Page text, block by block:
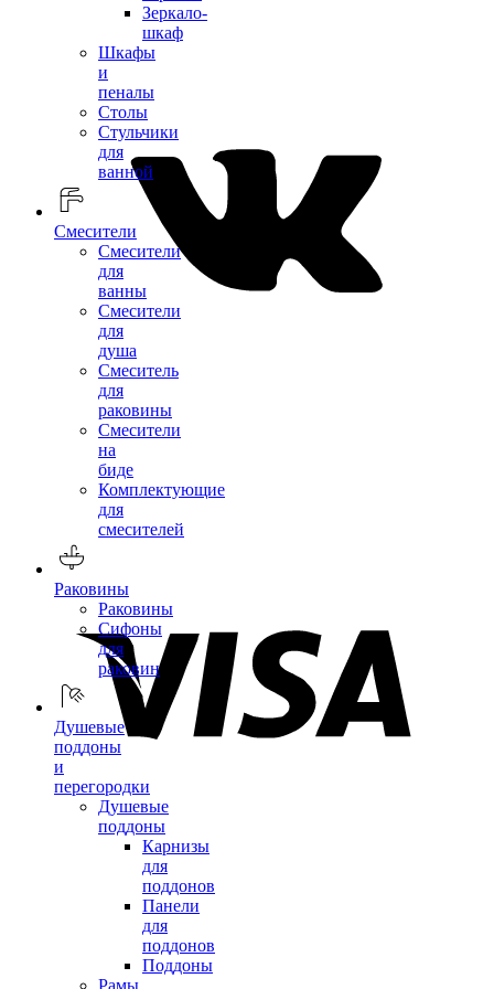
Зеркало-
шкаф
Шкафы
и
пеналы
Столы
Стульчики
для
ванной
Смесители
Смесители
для
ванны
Смесители
для
душа
Смеситель
для
раковины
Смесители
на
биде
Комплектующие
для
смесителей
Раковины
Раковины
Сифоны
для
раковин
Душевые
поддоны
и
перегородки
Душевые
поддоны
Карнизы
для
поддонов
Панели
для
поддонов
Поддоны